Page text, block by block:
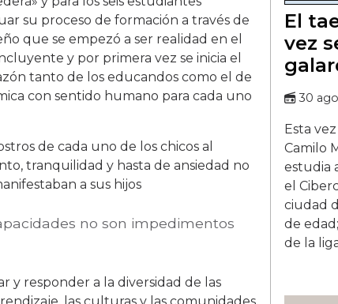
su proceso de formación a través de
que se empezó a ser realidad en el
y por primera vez se inicia el
tanto de los educandos como el de
con sentido humano para cada uno
de cada uno de los chicos al
tranquilidad y hasta de ansiedad no
a sus hijos
no son impedimentos
y responder a la diversidad de las
El
vez
30
Esta
Camilo
estudia
el
ciudad
de
de la